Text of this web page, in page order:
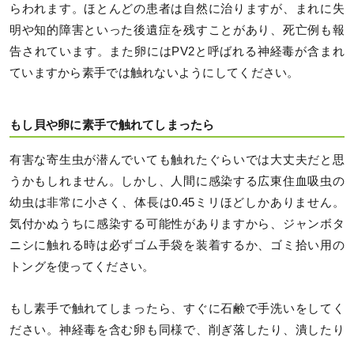
らわれます。ほとんどの患者は自然に治りますが、まれに失
明や知的障害といった後遺症を残すことがあり、死亡例も報
告されています。また卵にはPV2と呼ばれる神経毒が含まれ
ていますから素手では触れないようにしてください。
もし貝や卵に素手で触れてしまったら
有害な寄生虫が潜んでいても触れたぐらいでは大丈夫だと思
うかもしれません。しかし、人間に感染する広東住血吸虫の
幼虫は非常に小さく、体長は0.45ミリほどしかありません。
気付かぬうちに感染する可能性がありますから、ジャンボタ
ニシに触れる時は必ずゴム手袋を装着するか、ゴミ拾い用の
トングを使ってください。
もし素手で触れてしまったら、すぐに石鹸で手洗いをしてく
ださい。神経毒を含む卵も同様で、削ぎ落したり、潰したり